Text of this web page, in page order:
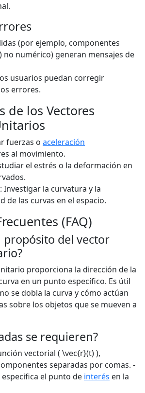
(por ejemplo, componentes
no numérico) generan mensajes de
usuarios puedan corregir
errores.
de los Vectores
fuerzas o aceleración
al movimiento.
el estrés o la deformación en
: Investigar la curvatura y la
de las curvas en el espacio.
(FAQ)
propósito del vector
proporciona la dirección de la
en un punto específico. Es útil
se dobla la curva y cómo actúan
sobre los objetos que se mueven a
se requieren?
vectorial ( \vec{r}(t) ),
separadas por comas. -
el punto de interés en la